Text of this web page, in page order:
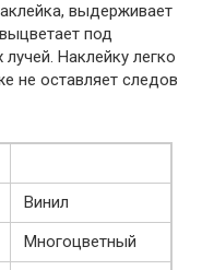
выдерживает
под
Наклейку легко
не оставляет следов
Винил
Многоцветный